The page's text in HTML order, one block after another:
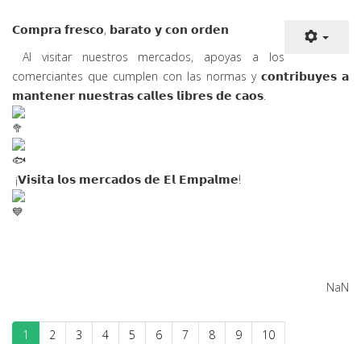
Al visitar nuestros mercados, apoyas a los
comerciantes que cumplen con las normas y 𝗰𝗼𝗻𝘁𝗿𝗶𝗯𝘂𝘆𝗲𝘀 𝗮
𝗺𝗮𝗻𝘁𝗲𝗻𝗲𝗿 𝗻𝘂𝗲𝘀𝘁𝗿𝗮𝘀 𝗰𝗮𝗹𝗹𝗲𝘀 𝗹𝗶𝗯𝗿𝗲𝘀 𝗱𝗲 𝗰𝗮𝗼𝘀.
¡𝗩𝗶𝘀𝗶𝘁𝗮 𝗹𝗼𝘀 𝗺𝗲𝗿𝗰𝗮𝗱𝗼𝘀 𝗱𝗲 𝗘𝗹 𝗘𝗺𝗽𝗮𝗹𝗺𝗲!